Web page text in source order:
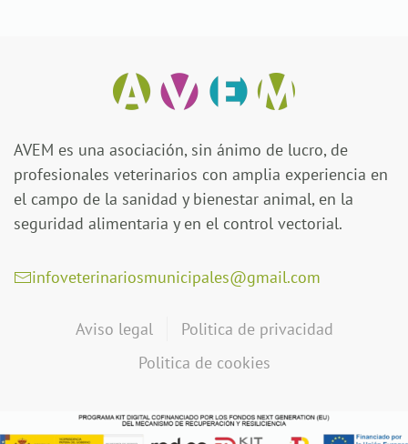
AVEM es una asociación, sin ánimo de lucro, de
profesionales veterinarios con amplia experiencia en
el campo de la sanidad y bienestar animal, en la
seguridad alimentaria y en el control vectorial.
infoveterinariosmunicipales@gmail.com
Aviso legal
Politica de privacidad
Politica de cookies